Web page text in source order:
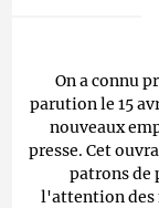
On a connu
parution le 15
nouveaux
presse. Cet
patrons de
l'attention des